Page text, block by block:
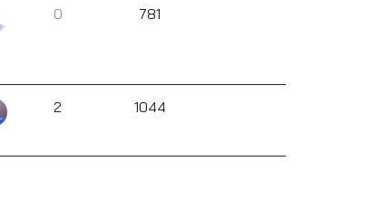
0 781
2 1044